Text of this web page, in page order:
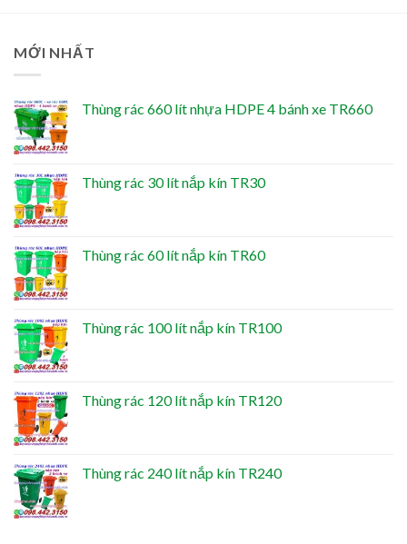
MỚI NHẤT
Thùng rác 660 lít nhựa HDPE 4 bánh xe TR660
Thùng rác 30 lít nắp kín TR30
Thùng rác 60 lít nắp kín TR60
Thùng rác 100 lít nắp kín TR100
Thùng rác 120 lít nắp kín TR120
Thùng rác 240 lít nắp kín TR240